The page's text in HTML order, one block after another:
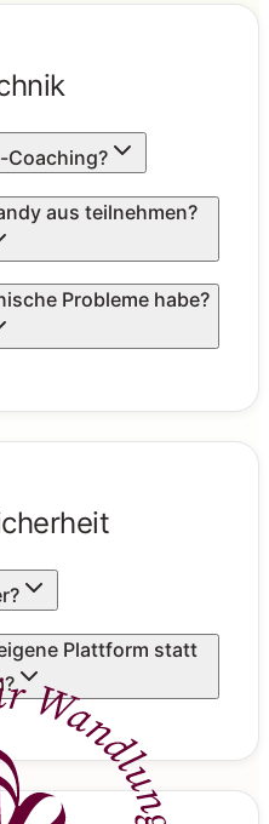
Coaching?
aus teilnehmen?
Probleme habe?
Plattform statt